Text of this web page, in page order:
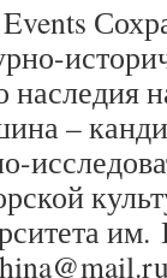
зеркале
наследия
–